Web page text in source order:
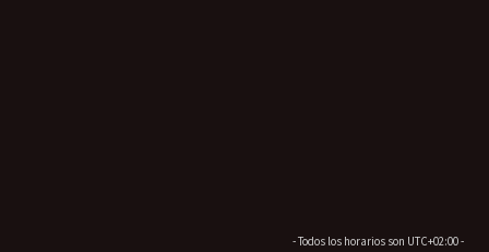
- Todos los horarios son UTC+02:00-